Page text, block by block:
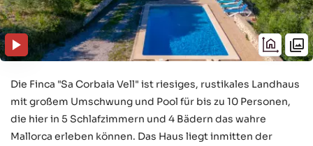
Die Finca "Sa Corbaia Vell" ist riesiges, rustikales Landhaus
mit großem Umschwung und Pool für bis zu 10 Personen,
die hier in 5 Schlafzimmern und 4 Bädern das wahre
Mallorca erleben können. Das Haus liegt inmitten der